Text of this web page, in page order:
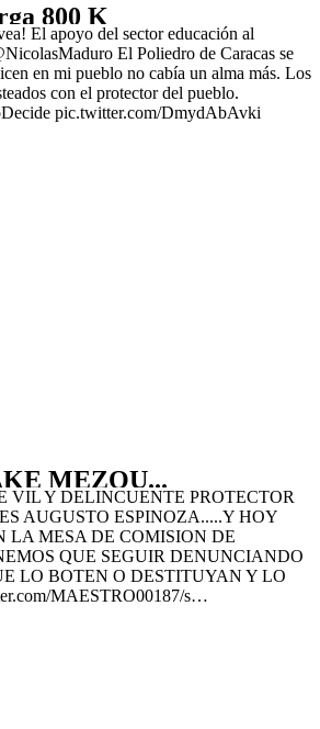
800 K
El apoyo del sector educación al
El Poliedro de Caracas se
en mi pueblo no cabía un alma más. Los
con el protector del pueblo.
pic.twitter.com/DmydAbAvki
MEZQU...
VIL Y DELINCUENTE PROTECTOR
AUGUSTO ESPINOZA.....Y HOY
LA MESA DE COMISION DE
QUE SEGUIR DENUNCIANDO
LO BOTEN O DESTITUYAN Y LO
MAESTRO00187/s…